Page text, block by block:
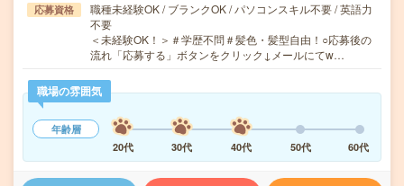
応募資格
職種未経験OK / ブランクOK / パソコンスキル不要 / 英語力
不要
＜未経験OK！＞＃学歴不問＃髪色・髪型自由！○応募後の
流れ「応募する」ボタンをクリック↓メールにてw…
職場の雰囲気
年齢層
20代
30代 40代 50代 60代